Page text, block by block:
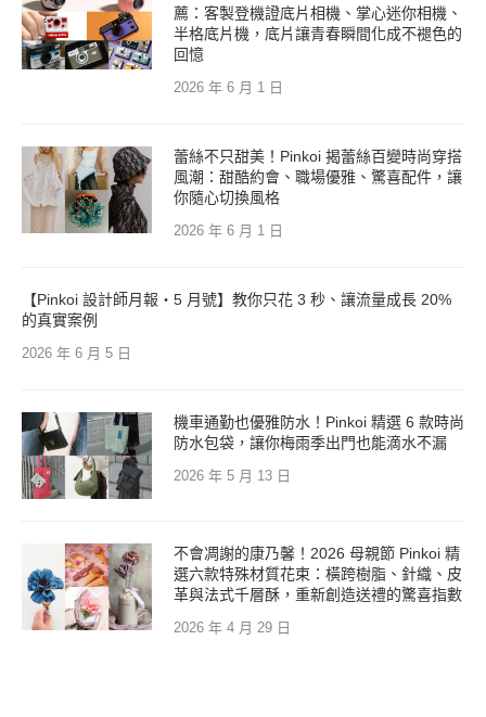
薦：客製登機證底片相機、掌心迷你相機、
半格底片機，底片讓青春瞬間化成不褪色的
回憶
2026 年 6 月 1 日
蕾絲不只甜美！Pinkoi 揭蕾絲百變時尚穿搭
風潮：甜酷約會、職場優雅、驚喜配件，讓
你隨心切換風格
2026 年 6 月 1 日
【Pinkoi 設計師月報・5 月號】教你只花 3 秒、讓流量成長 20%
的真實案例
2026 年 6 月 5 日
機車通勤也優雅防水！Pinkoi 精選 6 款時尚
防水包袋，讓你梅雨季出門也能滴水不漏
2026 年 5 月 13 日
不會凋謝的康乃馨！2026 母親節 Pinkoi 精
選六款特殊材質花束：橫跨樹脂、針織、皮
革與法式千層酥，重新創造送禮的驚喜指數
2026 年 4 月 29 日